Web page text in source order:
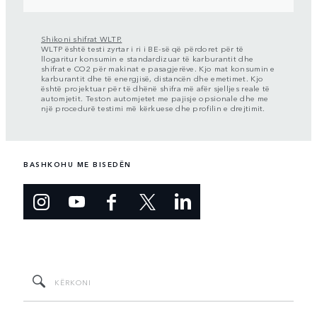
Shikoni shifrat WLTP.
WLTP është testi zyrtar i ri i BE-së që përdoret për të
llogaritur konsumin e standardizuar të karburantit dhe
shifrat e CO2 për makinat e pasagjerëve. Kjo mat konsumin e
karburantit dhe të energjisë, distancën dhe emetimet. Kjo
është projektuar për të dhënë shifra më afër sjelljes reale të
automjetit. Teston automjetet me pajisje opsionale dhe me
një procedurë testimi më kërkuese dhe profilin e drejtimit.
BASHKOHU ME BISEDËN